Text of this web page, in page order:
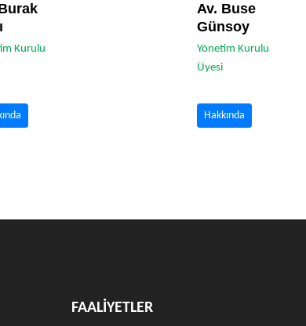
Kurulu
Av. Buse
Günsoy
Yönetim Kurulu
Üyesi
Hakkında
FAALİYETLER